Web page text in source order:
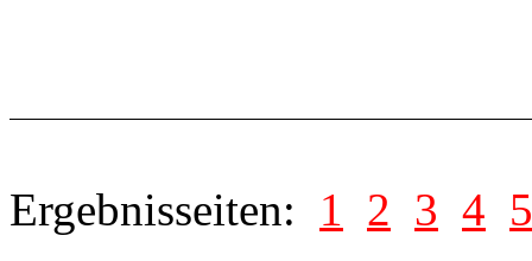
Ergebnisseiten: 1 2 3 4 5